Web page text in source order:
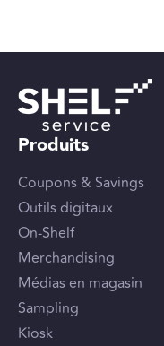
Produits
Coupons & Savings
Outils digitaux
On-Shelf
Merchandising
Médias en magasin
Sampling
Kiosk